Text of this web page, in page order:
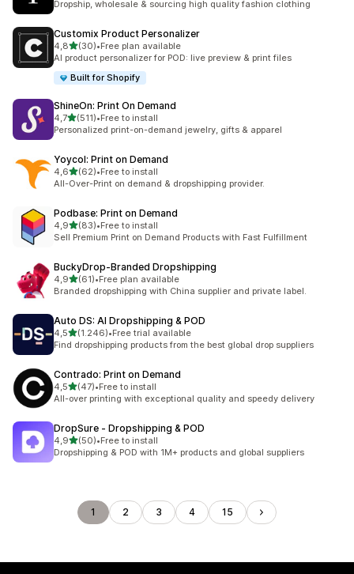
Dropship, wholesale & sourcing high quality fashion clothing
Customix Product Personalizer
4,85 yıldız üzerinden
(30)
toplam 30 değerlendirme
•Free plan available
AI product personalizer for POD: live preview & print files
Built for Shopify
ShineOn: Print On Demand
4,75 yıldız üzerinden
(511)
toplam 511 değerlendirme
•Free to install
Personalized print-on-demand jewelry, gifts & apparel
Yoycol: Print on Demand
4,65 yıldız üzerinden
(62)
toplam 62 değerlendirme
•Free to install
All-Over-Print on demand & dropshipping provider.
Podbase: Print on Demand
4,95 yıldız üzerinden
(83)
toplam 83 değerlendirme
•Free to install
Sell Premium Print on Demand Products with Fast Fulfillment
BuckyDrop‑Branded Dropshipping
4,95 yıldız üzerinden
(61)
toplam 61 değerlendirme
•Free plan available
Branded dropshipping with China supplier and private label.
Auto DS: AI Dropshipping & POD
4,55 yıldız üzerinden
(1.246)
toplam 1246 değerlendirme
•Free trial available
Find dropshipping products from the best global drop suppliers
Contrado: Print on Demand
4,55 yıldız üzerinden
(47)
toplam 47 değerlendirme
•Free to install
All-over printing with exceptional quality and speedy delivery
DropSure ‑ Dropshipping & POD
4,95 yıldız üzerinden
(50)
toplam 50 değerlendirme
•Free to install
Dropshipping & POD with 1M+ products and global suppliers
1 2 3 4 15